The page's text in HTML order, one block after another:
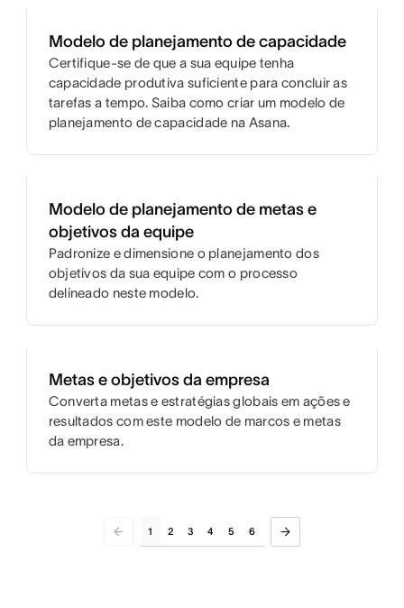
Modelo de planejamento de capacidade
Certifique-se de que a sua equipe tenha
capacidade produtiva suficiente para concluir as
tarefas a tempo. Saiba como criar um modelo de
planejamento de capacidade na Asana.
Modelo de planejamento de metas e
objetivos da equipe
Padronize e dimensione o planejamento dos
objetivos da sua equipe com o processo
delineado neste modelo.
Metas e objetivos da empresa
Converta metas e estratégias globais em ações e
resultados com este modelo de marcos e metas
da empresa.
1 2 3 4 5 6